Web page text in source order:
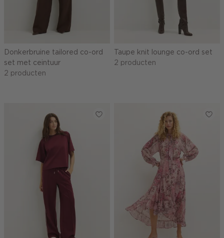
Donkerbruine tailored co-ord
set met ceintuur
2 producten
Taupe knit lounge co-ord set
2 producten